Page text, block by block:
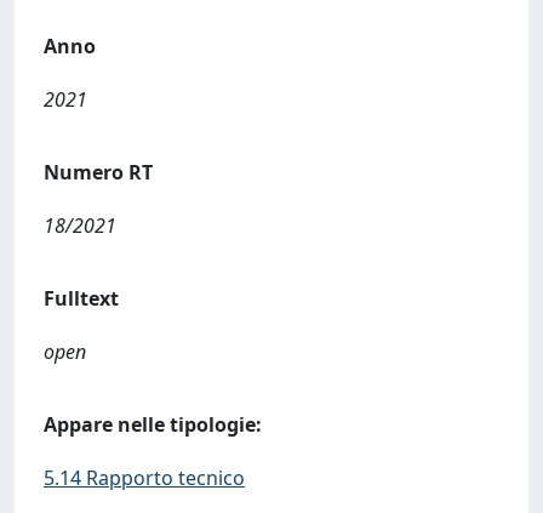
Anno
2021
Numero RT
18/2021
Fulltext
open
Appare nelle tipologie:
5.14 Rapporto tecnico